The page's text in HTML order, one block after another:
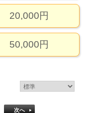
20,000円
50,000円
次へ